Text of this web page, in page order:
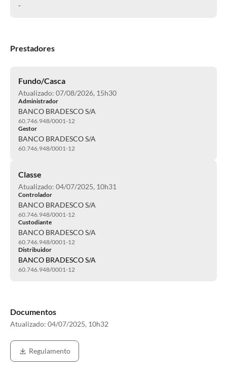
-
Prestadores
Fundo/Casca
Atualizado: 07/08/2026, 15h30
Administrador
BANCO BRADESCO S/A
60.746.948/0001-12
Gestor
BANCO BRADESCO S/A
60.746.948/0001-12
Classe
Atualizado: 04/07/2025, 10h31
Controlador
BANCO BRADESCO S/A
60.746.948/0001-12
Custodiante
BANCO BRADESCO S/A
60.746.948/0001-12
Distribuidor
BANCO BRADESCO S/A
60.746.948/0001-12
Documentos
Atualizado: 04/07/2025, 10h32
Regulamento